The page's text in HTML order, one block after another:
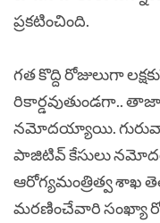
ప్రకటించింది.
గత కొద్ది రోజులుగా
రికార్డవుతుండగా..
నమోదయ్యాయి.
పాజిటివ్‌ కేసులు
ఆరోగ్యమంత్రిత్వ శాఖ
మరణించేవారి సంఖ్యా